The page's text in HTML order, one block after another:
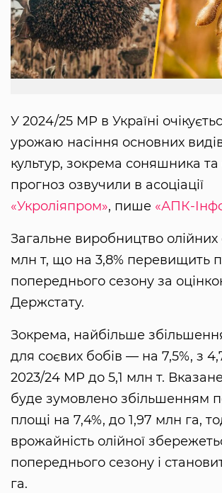
У 2024/25 МР в Україні
урожаю насіння основних
культур, зокрема соняшника та
прогноз озвучили в асоціації
«Укроліяпром», пише «АПК-
Загальне виробництво олійних
млн т, що на 3,8% перевищить
попереднього сезону за
Держстату.
Зокрема, найбільше
для соєвих бобів — на 7,5%, з
2023/24 МР до 5,1 млн т.
буде зумовлено збільшенням
площі на 7,4%, до 1,97 млн га,
врожайність олійної
попереднього сезону і
га.